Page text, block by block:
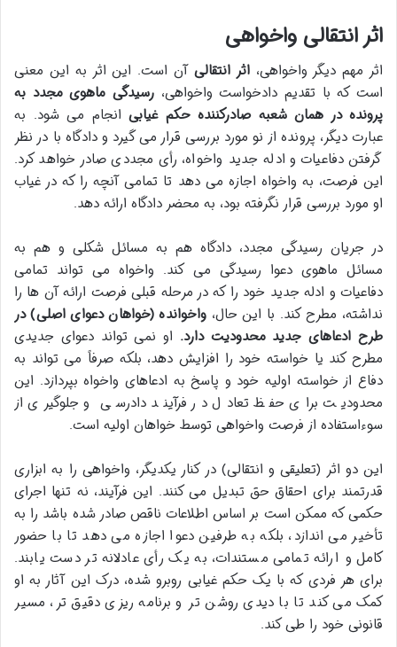
اثر انتقالی واخواهی
اثر مهم دیگر واخواهی،اثر انتقالی آن است. این اثر به این معنی
است که با تقدیم دادخواست واخواهی، رسیدگی ماهوی مجدد به
پرونده در همان شعبه صادرکننده حکم غیابی انجام می شود. به
عبارت دیگر، پرونده از نو مورد بررسی قرار می گیرد و دادگاه با در نظر
گرفتن دفاعیات و ادله جدید واخواه، رأی مجددی صادر خواهد کرد.
این فرصت، به واخواه اجازه می دهد تا تمامی آنچه را که در غیاب
او مورد بررسی قرار نگرفته بود، به محضر دادگاه ارائه دهد.
در جریان رسیدگی مجدد، دادگاه هم به مسائل شکلی و هم به
مسائل ماهوی دعوا رسیدگی می کند. واخواه می تواند تمامی
دفاعیات و ادله جدید خود را که در مرحله قبلی فرصت ارائه آن ها را
نداشته، مطرح کند. با این حال،واخوانده (خواهان دعوای اصلی) در
طرح ادعاهای جدید محدودیت دارد. او نمی تواند دعوای جدیدی
مطرح کند یا خواسته خود را افزایش دهد، بلکه صرفاً می تواند به
دفاع از خواسته اولیه خود و پاسخ به ادعاهای واخواه بپردازد. این
محدودیت برای حفظ تعادل در فرآیند دادرسی و جلوگیری از
سوءاستفاده از فرصت واخواهی توسط خواهان اولیه است.
این دو اثر (تعلیقی و انتقالی) در کنار یکدیگر، واخواهی را به ابزاری
قدرتمند برای احقاق حق تبدیل می کنند. این فرآیند، نه تنها اجرای
حکمی که ممکن است بر اساس اطلاعات ناقص صادر شده باشد را به
تأخیر می اندازد، بلکه به طرفین دعوا اجازه می دهد تا با حضور
کامل و ارائه تمامی مستندات، به یک رأی عادلانه تر دست یابند.
برای هر فردی که با یک حکم غیابی روبرو شده، درک این آثار به او
کمک می کند تا با دیدی روشن تر و برنامه ریزی دقیق تر، مسیر
قانونی خود را طی کند.